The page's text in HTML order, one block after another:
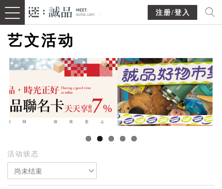
注册/登入
艺文活动
活动状态
尚未结束